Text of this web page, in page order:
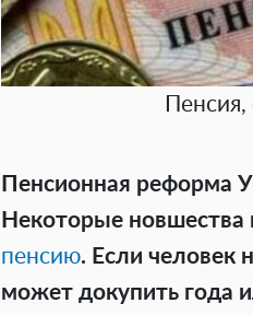
Пенсионная реформа
Некоторые новшества
пенсию. Если человек
может докупить года